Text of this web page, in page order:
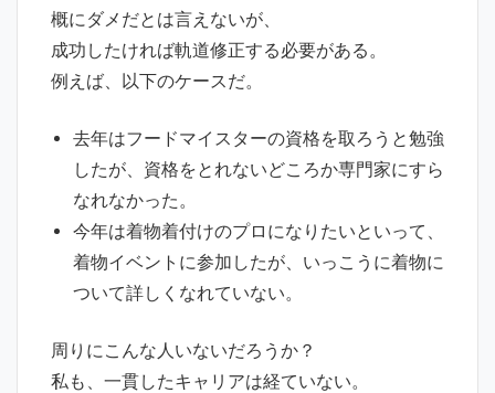
概にダメだとは言えないが、
成功したければ軌道修正する必要がある。
例えば、以下のケースだ。
去年はフードマイスターの資格を取ろうと勉強
したが、資格をとれないどころか専門家にすら
なれなかった。
今年は着物着付けのプロになりたいといって、
着物イベントに参加したが、いっこうに着物に
ついて詳しくなれていない。
周りにこんな人いないだろうか？
私も、一貫したキャリアは経ていない。